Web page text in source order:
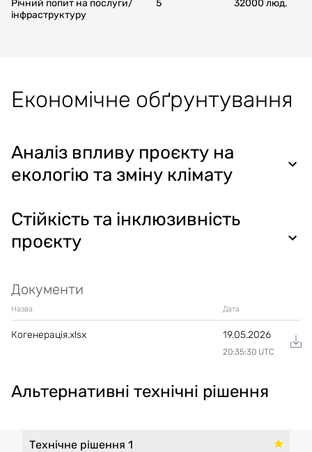
Річний попит на послуги/
інфраструктуру
5 32000 люд.
Економічне обґрунтування
Аналіз впливу проєкту на
екологію та зміну клімату
Стійкість та інклюзивність
проєкту
Документи
Назва Дата
Когенерація.xlsx 19.05.2026
20:35:30 UTC
Альтернативні технічні рішення
Технічне рішення 1